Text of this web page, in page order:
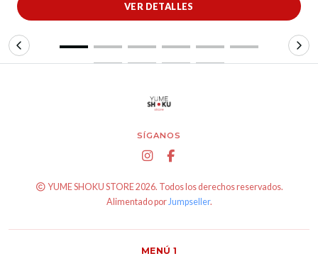
VER DETALLES
SÍGANOS
YUME SHOKU STORE 2026. Todos los derechos reservados.
Alimentado porJumpseller.
MENÚ 1